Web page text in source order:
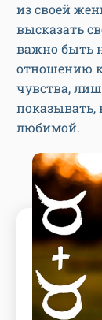
из своей
высказать
важно быть
отношению
чувства,
показывать,
любимой.